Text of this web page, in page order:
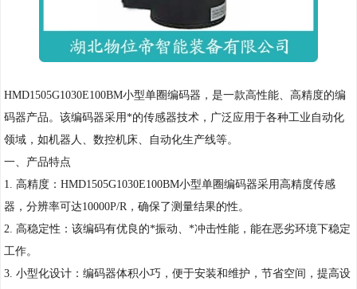
HMD1505G1030E100BM小型单圈编码器，是一款高性能、高精度的编
码器产品。该编码器采用*的传感器技术，广泛应用于各种工业自动化
领域，如机器人、数控机床、自动化生产线等。
一、产品特点
1. 高精度：HMD1505G1030E100BM小型单圈编码器采用高精度传感
器，分辨率可达10000P/R，确保了测量结果的性。
2. 高稳定性：该编码有优良的*振动、*冲击性能，能在恶劣环境下稳定
工作。
3. 小型化设计：编码器体积小巧，便于安装和维护，节省空间，提高设